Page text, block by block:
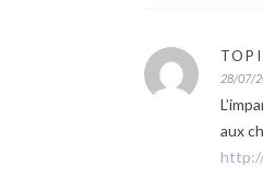
28/07/
aux